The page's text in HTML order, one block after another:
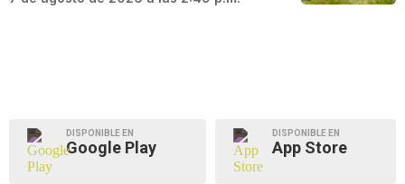
DISPONIBLE EN
Google Play
DISPONIBLE EN
App Store